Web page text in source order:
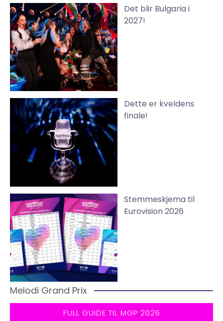
Det blir Bulgaria i
2027!
Dette er kveldens
finale!
Stemmeskjema til
Eurovision 2026
Melodi Grand Prix
FULL GUIDE TIL MGP 2026